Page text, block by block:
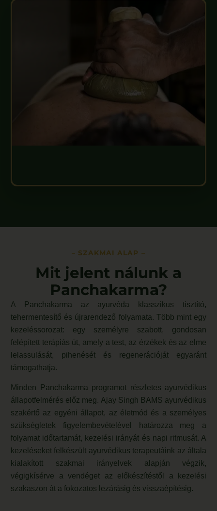
– SZAKMAI ALAP –
Mit jelent nálunk a
Panchakarma?
A Panchakarma az ayurvéda klasszikus tisztító,
tehermentesítő és újrarendező folyamata. Több mint egy
kezeléssorozat: egy személyre szabott, gondosan
felépített terápiás út, amely a test, az érzékek és az elme
lelassulását, pihenését és regenerációját egyaránt
támogathatja.
Minden Panchakarma programot részletes ayurvédikus
állapotfelmérés előz meg. Ajay Singh BAMS ayurvédikus
szakértő az egyéni állapot, az életmód és a személyes
szükségletek figyelembevételével határozza meg a
folyamat időtartamát, kezelési irányát és napi ritmusát. A
kezeléseket felkészült ayurvédikus terapeutáink az általa
kialakított szakmai irányelvek alapján végzik,
végigkísérve a vendéget az előkészítéstől a kezelési
szakaszon át a fokozatos lezárásig és visszaépítésig.